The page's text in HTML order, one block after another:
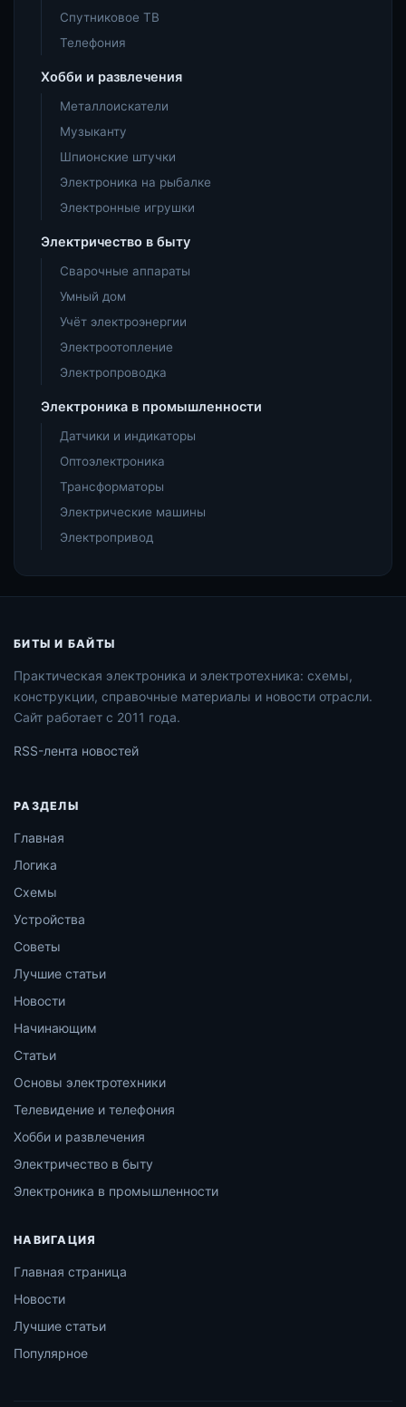
Спутниковое ТВ
Телефония
Хобби и развлечения
Металлоискатели
Музыканту
Шпионские штучки
Электроника на рыбалке
Электронные игрушки
Электричество в быту
Сварочные аппараты
Умный дом
Учёт электроэнергии
Электроотопление
Электропроводка
Электроника в промышленности
Датчики и индикаторы
Оптоэлектроника
Трансформаторы
Электрические машины
Электропривод
БИТЫ И БАЙТЫ
Практическая электроника и электротехника: схемы,
конструкции, справочные материалы и новости отрасли.
Сайт работает с 2011 года.
RSS-лента новостей
РАЗДЕЛЫ
Главная
Логика
Схемы
Устройства
Советы
Лучшие статьи
Новости
Начинающим
Статьи
Основы электротехники
Телевидение и телефония
Хобби и развлечения
Электричество в быту
Электроника в промышленности
НАВИГАЦИЯ
Главная страница
Новости
Лучшие статьи
Популярное